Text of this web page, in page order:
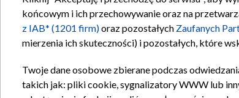
końcowym i ich przechowywanie oraz na
z IAB* (1201 firm)oraz pozostałych Zaufanych
mierzenia ich skuteczności) i pozostałych, które
Twoje dane osobowe zbierane podczas
takich jak: pliki cookie, sygnalizatory WWW lub